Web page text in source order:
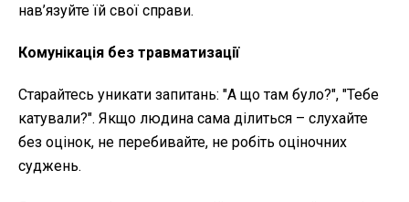
нав’язуйте їй свої справи.
Комунікація без травматизації
Старайтесь уникати запитань: "А що там було?", "Тебе
катували?". Якщо людина сама ділиться – слухайте
без оцінок, не перебивайте, не робіть оціночних
суджень.